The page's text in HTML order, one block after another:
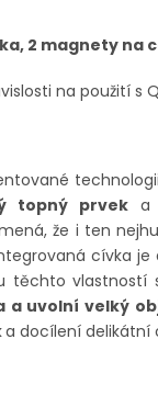
2 magnety na
na použití s
topný prvek a
že i ten
cívka je
těchto vlastností
uvolní velký
a docílení delikátní